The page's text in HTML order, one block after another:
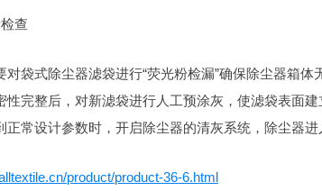
查
袋式除尘器滤袋进行“荧光粉检漏”确保除尘器箱
性完整后，对新滤袋进行人工预涂灰，使滤袋表面
常设计参数时，开启除尘器的清灰系统，除尘器进
product/product-36-6.html